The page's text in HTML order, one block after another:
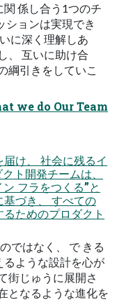
係し合う1つのチ
ションは実現でき
に深く理解しあ
、 互いに助け合
綱引きをしていこ
we do Our Team
け、 社会に残るイ
ト開発チームは、
フラをつくる”と
づき、 すべての
ためのプロダクト
ではなく、 で きる
るような設計を心が
街じゅうに展開さ
となるような進化を